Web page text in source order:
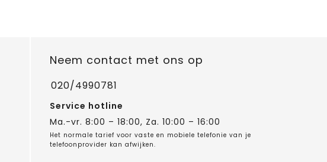
Neem contact met ons op
020/4990781
Service hotline
Ma.-vr. 8:00 – 18:00, Za. 10:00 – 16:00
Het normale tarief voor vaste en mobiele telefonie van je
telefoonprovider kan afwijken.